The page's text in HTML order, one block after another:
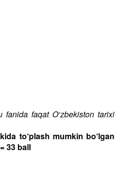
faqat O‘zbekiston tarixi
to‘plash mumkin bo‘lgan
33 ball